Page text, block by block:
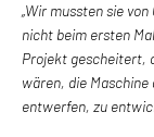
„Wir mussten sie
nicht beim ersten
Projekt gescheitert,
wären, die Maschine
entwerfen, zu